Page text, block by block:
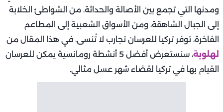
ومدنها التي تجمع بين الأصالة والحداثة. من الشواطئ الخلابة
إلى الجبال الشاهقة، ومن الأسواق الشعبية إلى المطاعم
الفاخرة، توفر تركيا للعرسان تجارب لا تُنسى. في هذا المقال من
لهلوبة
، سنستعرض أفضل 5 أنشطة رومانسية يمكن للعرسان
القيام بها في تركيا لقضاء شهر عسل مثالي.